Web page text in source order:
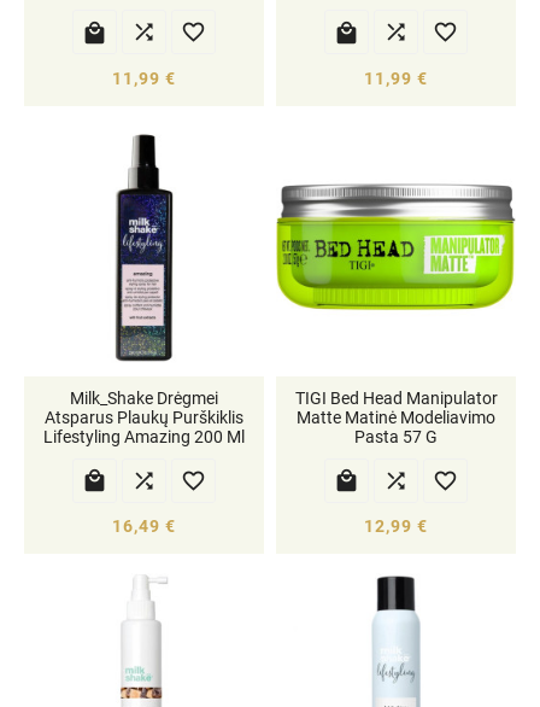
  
11,99 €
  
11,99 €
Milk_Shake Drėgmei
Atsparus Plaukų Purškiklis
Lifestyling Amazing 200 Ml
  
16,49 €
TIGI Bed Head Manipulator
Matte Matinė Modeliavimo
Pasta 57 G
  
12,99 €